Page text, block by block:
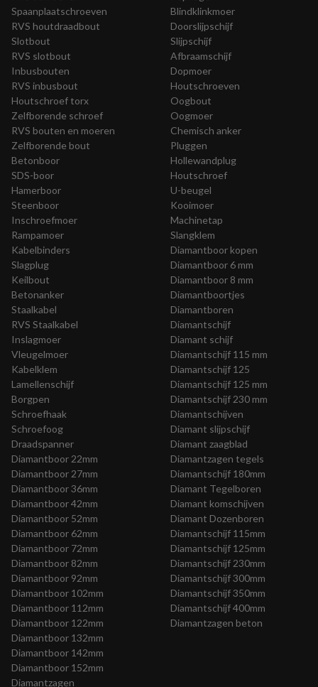
Spaanplaatschroeven
RVS houtdraadbout
Slotbout
RVS slotbout
Inbusbouten
RVS inbusbout
Houtschroef torx
Zelfborende schroef
RVS bouten en moeren
Zelfborende bout
Betonboor
SDS-boor
Hamerboor
Steenboor
Blindklinkmoer
Doorslijpschijf
Slijpschijf
Afbraamschijf
Dopmoer
Houtschroeven
Oogbout
Oogmoer
Chemisch anker
Pluggen
Hollewandplug
Houtschroef
U-beugel
Kooimoer
Inschroefmoer
Rampamoer
Kabelbinders
Slagplug
Keilbout
Betonanker
Staalkabel
RVS Staalkabel
Inslagmoer
Vleugelmoer
Kabelklem
Lamellenschijf
Borgpen
Schroefhaak
Schroefoog
Draadspanner
Machinetap
Slangklem
Diamantboor kopen
Diamantboor 6 mm
Diamantboor 8 mm
Diamantboortjes
Diamantboren
Diamantschijf
Diamant schijf
Diamantschijf 115 mm
Diamantschijf 125
Diamantschijf 125 mm
Diamantschijf 230 mm
Diamantschijven
Diamant slijpschijf
Diamant zaagblad
Diamantboor 22mm
Diamantboor 27mm
Diamantboor 36mm
Diamantboor 42mm
Diamantboor 52mm
Diamantboor 62mm
Diamantboor 72mm
Diamantboor 82mm
Diamantboor 92mm
Diamantboor 102mm
Diamantboor 112mm
Diamantboor 122mm
Diamantboor 132mm
Diamantboor 142mm
Diamantboor 152mm
Diamantzagen
Diamantzagen tegels
Diamantschijf 180mm
Diamant Tegelboren
Diamant komschijven
Diamant Dozenboren
Diamantschijf 115mm
Diamantschijf 125mm
Diamantschijf 230mm
Diamantschijf 300mm
Diamantschijf 350mm
Diamantschijf 400mm
Diamantzagen beton